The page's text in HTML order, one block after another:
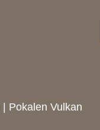
Pokalen Vulkan